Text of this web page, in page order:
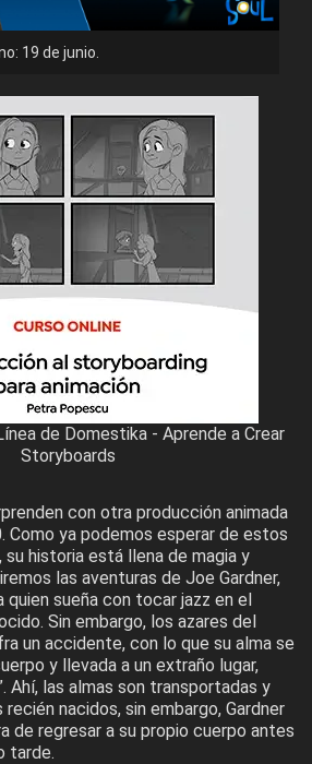
19 de junio.
de Domestika - Aprende a Crear
Storyboards
con otra producción animada
Como ya podemos esperar de estos
historia está llena de magia y
las aventuras de Joe Gardner,
quien sueña con tocar jazz en el
Sin embargo, los azares del
un accidente, con lo que su alma se
y llevada a un extraño lugar,
Ahí, las almas son transportadas y
recién nacidos, sin embargo, Gardner
de regresar a su propio cuerpo antes
tarde.